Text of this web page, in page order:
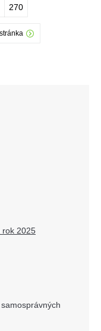
270
rok 2025